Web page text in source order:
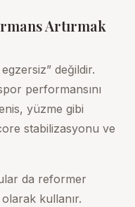
Artırmak
değildir.
performansını
yüzme gibi
stabilizasyonu ve
da reformer
kullanır.